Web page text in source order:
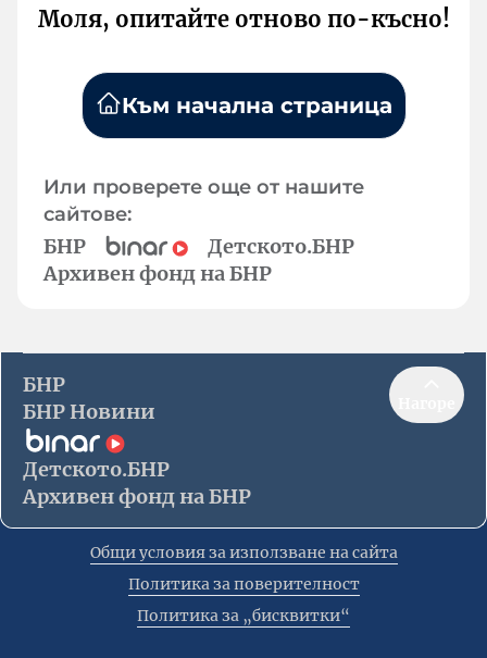
Моля, опитайте отново по-късно!
Към начална страница
Или проверете още от нашите
сайтове:
БНР
Детското.БНР
Архивен фонд на БНР
БНР
БНР Новини
Детското.БНР
Архивен фонд на БНР
Общи условия за използване на сайта
Политика за поверителност
Политика за „бисквитки“